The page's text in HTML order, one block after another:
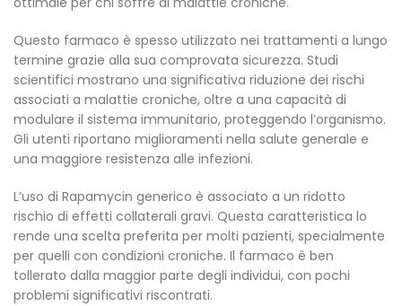
Questo farmaco è spesso utilizzato nei trattamenti a lungo
termine grazie alla sua comprovata sicurezza. Studi
scientifici mostrano una significativa riduzione dei rischi
associati a malattie croniche, oltre a una capacità di
modulare il sistema immunitario, proteggendo l’organismo.
Gli utenti riportano miglioramenti nella salute generale e
una maggiore resistenza alle infezioni.
L’uso di Rapamycin generico è associato a un ridotto
rischio di effetti collaterali gravi. Questa caratteristica lo
rende una scelta preferita per molti pazienti, specialmente
per quelli con condizioni croniche. Il farmaco è ben
tollerato dalla maggior parte degli individui, con pochi
problemi significativi riscontrati.